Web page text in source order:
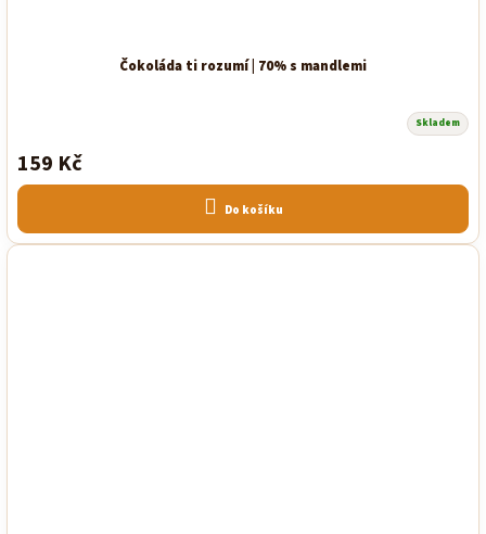
Čokoláda ti rozumí | 70% s mandlemi
Skladem
159 Kč
Do košíku